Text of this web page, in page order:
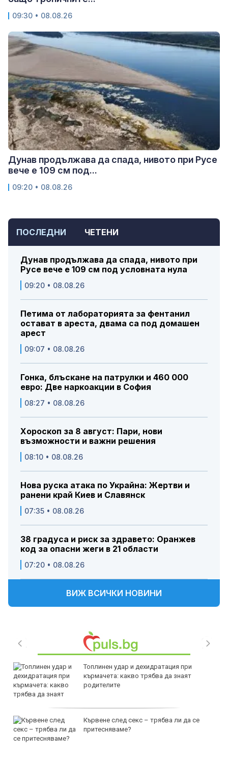
ПОСЛЕДНИ ЧЕТЕНИ
Дунав продължава да спада, нивото при
Русе вече е 109 см под условната нула
09:20 • 08.08.26
Петима от лабораторията за фентанил
остават в ареста, двама са под домашен
арест
09:07 • 08.08.26
Гонка, блъскане на патрулки и 460 000
евро: Две наркоакции в София
08:27 • 08.08.26
Хороскоп за 8 август: Пари, нови
възможности и важни решения
08:10 • 08.08.26
Нова руска атака по Украйна: Жертви и
ранени край Киев и Славянск
07:35 • 08.08.26
38 градуса и риск за здравето: Оранжев
код за опасни жеги в 21 области
07:20 • 08.08.26
ВИЖ ВСИЧКИ НОВИНИ
Топлинен удар и дехидратация при
кърмачета: какво трябва да знаят
родителите
Кървене след секс – трябва ли да се
притесняваме?
09:30 • 08.08.26
Дунав продължава да спада, нивото при Русе
вече е 109 см под...
09:20 • 08.08.26